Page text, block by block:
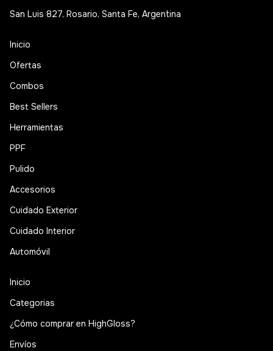
San Luis 827, Rosario, Santa Fe, Argentina
Inicio
Ofertas
Combos
Best Sellers
Herramientas
PPF
Pulido
Accesorios
Cuidado Exterior
Cuidado Interior
Automóvil
Inicio
Categorias
¿Cómo comprar en HighGloss?
Envíos